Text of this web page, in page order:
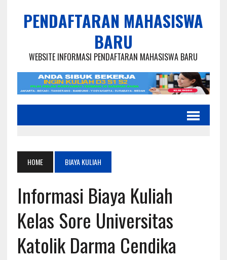
PENDAFTARAN MAHASISWA
BARU
WEBSITE INFORMASI PENDAFTARAN MAHASISWA BARU
HOME BIAYA KULIAH
Informasi Biaya Kuliah
Kelas Sore Universitas
Katolik Darma Cendika